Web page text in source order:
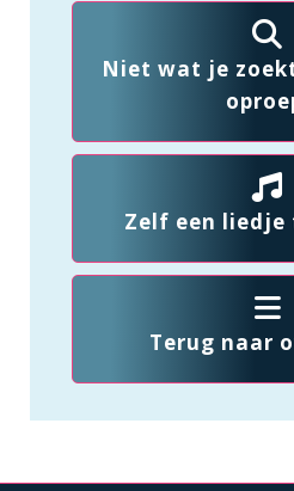
Niet wat je
Zelf een liedje
Terug naar